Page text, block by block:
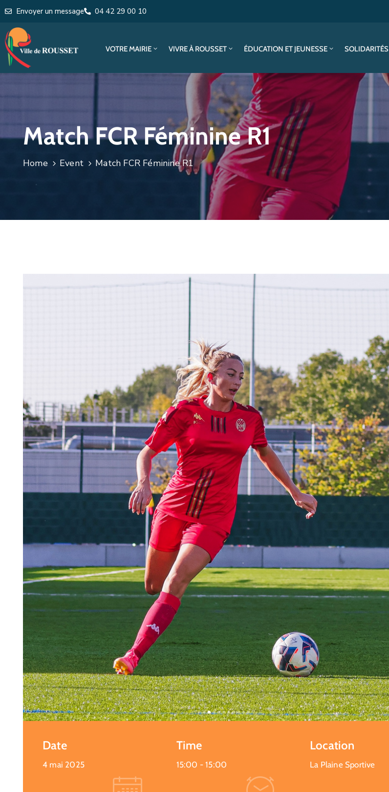
Envoyer un message 04 42 29 00 10
VOTRE MAIRIE VIVRE À ROUSSET ÉDUCATION ET JEUNESSE SOLIDARITÉS
Match FCR Féminine R1
Home Event Match FCR Féminine R1
Date
4 mai 2025
Time
15:00 -15:00
Location
La Plaine Sportive